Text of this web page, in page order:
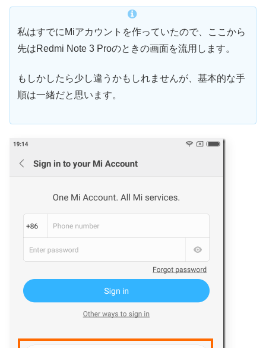
私はすでにMiアカウントを作っていたので、ここから
先はRedmi Note 3 Proのときの画面を流用します。
もしかしたら少し違うかもしれませんが、基本的な手
順は一緒だと思います。